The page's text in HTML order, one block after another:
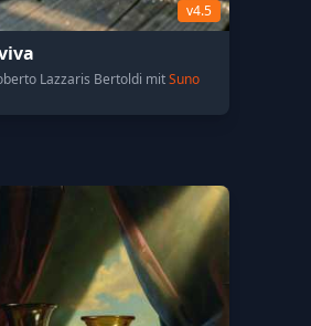
v4.5
Lazzaris Bertoldi mitSuno